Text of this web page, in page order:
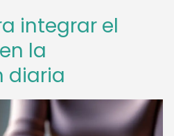
integrar el
la
diaria